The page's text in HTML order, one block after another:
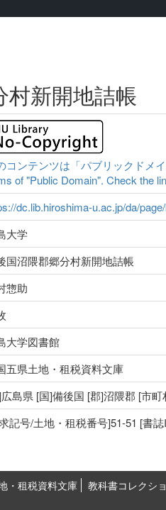
村新開地詰帳
コンテンツは「パブリックドメ
of "Public Domain". Check the
dc.lib.hiroshima-u.ac.jp/da/
大学
国沼隈郡郷分村新開地詰帳
惣助
大学図書館
五県土地・租税資料文庫
島県 [国]備後国 [郡]沼隈郡 [市
記号/土地・租税番号]51-51 [書
・租税資料文庫
教科書コレクシ